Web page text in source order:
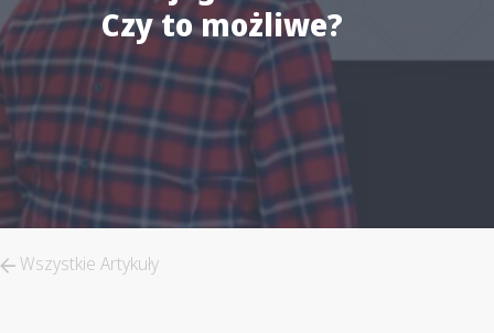
Czy to możliwe?
Wszystkie Artykuły